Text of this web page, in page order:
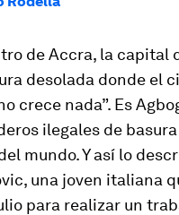
de Accra, la capital
desolada donde el
crece nada”. Es
ilegales de
mundo. Y así lo
una joven italiana
para realizar un